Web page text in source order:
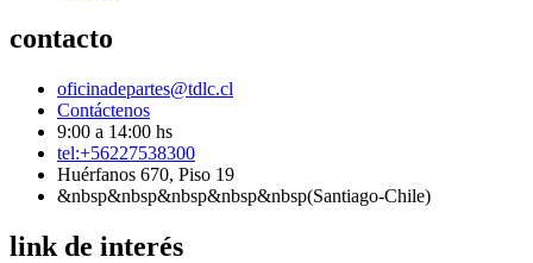
contacto
oficinadepartes@tdlc.cl
Contáctenos
9:00 a 14:00 hs
tel:+56227538300
Huérfanos 670, Piso 19
&nbsp&nbsp&nbsp&nbsp&nbsp(Santiago-Chile)
link de interés